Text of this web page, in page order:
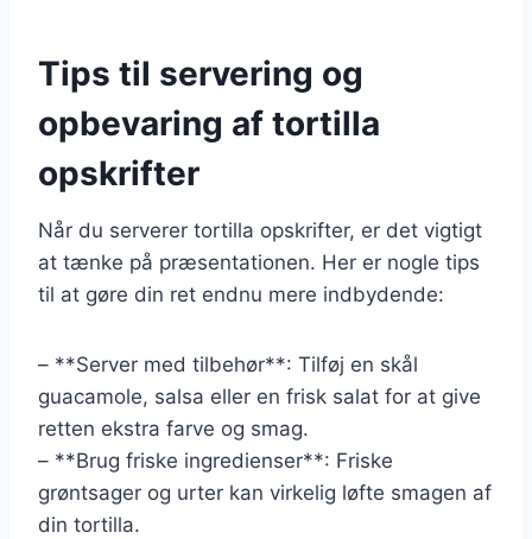
Tips til servering og
opbevaring af tortilla
opskrifter
Når du serverer tortilla opskrifter, er det vigtigt
at tænke på præsentationen. Her er nogle tips
til at gøre din ret endnu mere indbydende:
– **Server med tilbehør**: Tilføj en skål
guacamole, salsa eller en frisk salat for at give
retten ekstra farve og smag.
– **Brug friske ingredienser**: Friske
grøntsager og urter kan virkelig løfte smagen af
din tortilla.